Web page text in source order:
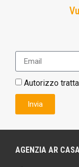
Autorizzo
Invia
AGENZIA AR